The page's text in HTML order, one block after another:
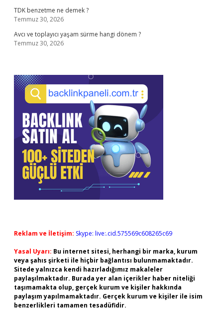
TDK benzetme ne demek ?
Temmuz 30, 2026
Avcı ve toplayıcı yaşam sürme hangi dönem ?
Temmuz 30, 2026
Reklam ve İletişim: Skype: live:.cid.575569c608265c69
Yasal Uyarı: Bu internet sitesi, herhangi bir marka, kurum
veya şahıs şirketi ile hiçbir bağlantısı bulunmamaktadır.
Sitede yalnızca kendi hazırladığımız makaleler
paylaşılmaktadır. Burada yer alan içerikler haber niteliği
taşımamakta olup, gerçek kurum ve kişiler hakkında
paylaşım yapılmamaktadır. Gerçek kurum ve kişiler ile isim
benzerlikleri tamamen tesadüfidir.